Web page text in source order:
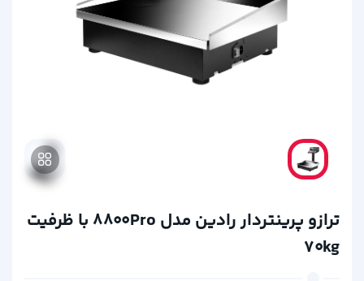
ترازو پرینتردار رادین مدل ۸۸۰۰Pro با ظرفیت
۷۰kg